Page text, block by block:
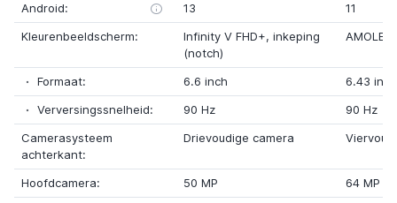
Android: 13
11
Kleurenbeeldscherm:
Infinity V FHD+, inkeping
(notch)
AMOLED
Formaat: 6.6 inch
6.43 inch
Verversingssnelheid:
90 Hz
90 Hz
Camerasysteem
achterkant:
Drievoudige camera
Hoofdcamera: 50 MP
64 MP